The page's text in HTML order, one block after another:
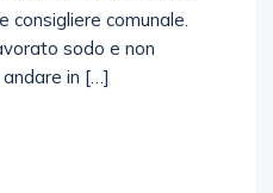
consigliere comunale.
sodo e non
in […]